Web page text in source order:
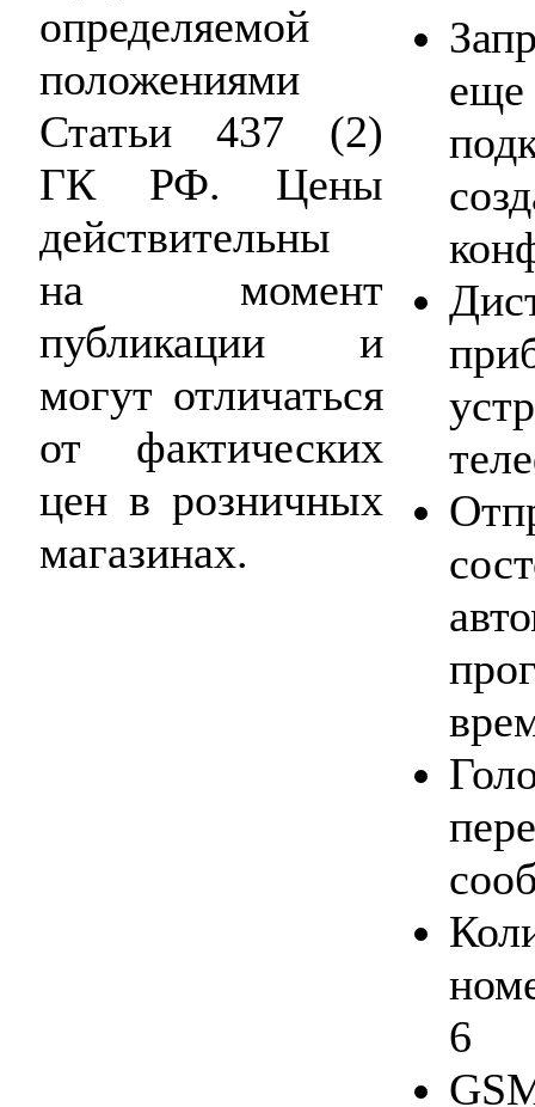
определяемой
положениями
Статьи 437 (2)
ГК РФ. Цены
действительны
на момент
публикации и
могут отличаться
от фактических
цен в розничных
магазинах.
6